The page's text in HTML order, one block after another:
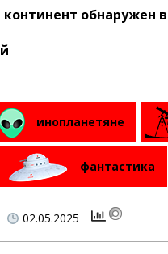
континент обнаружен
инопланетяне
фантастика
02.05.2025